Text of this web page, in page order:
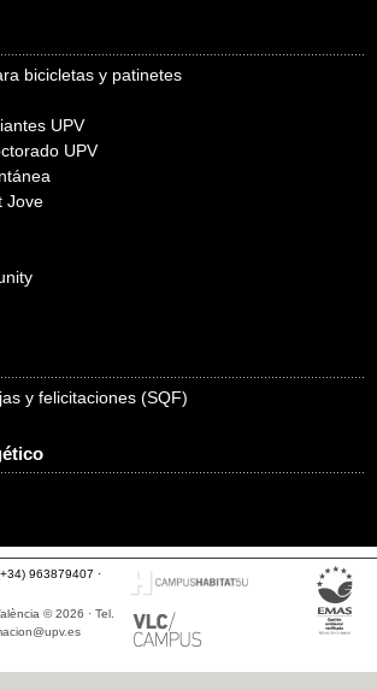
bicicletas y patinetes
UPV
UPV
Jove
y felicitaciones (SQF)
963879407 ·
© 2026 · Tel.